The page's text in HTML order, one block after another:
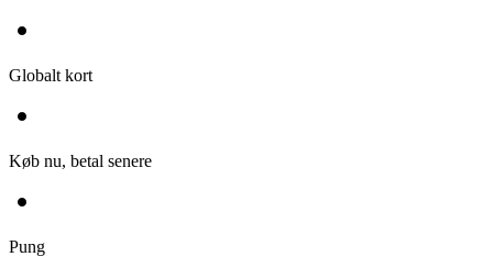
Globalt kort
Køb nu, betal senere
Pung